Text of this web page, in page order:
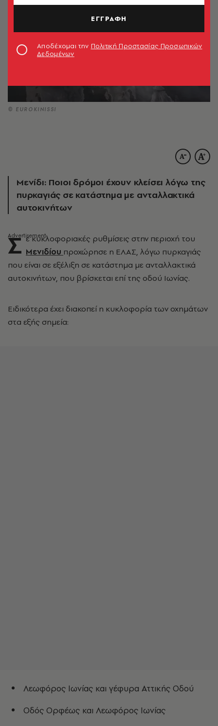
© EUROKINISSI
Μενίδι: Ποιοι δρόμοι έχουν κλείσει λόγω της
πυρκαγιάς σε κατάστημα με ανταλλακτικά
αυτοκινήτων
Σ ε κυκλοφοριακές ρυθμίσεις στην περιοχή του
Μενιδίου προχώρησε η ΕΛΑΣ, λόγω πυρκαγιάς
που είναι σε εξέλιξη σε κατάστημα με ανταλλακτικά
αυτοκινήτων, που βρίσκεται επί της οδού Ιωνίας.
Ειδικότερα έχει διακοπεί η κυκλοφορία των οχημάτων
στα εξής σημεία:
Λεωφόρος Ιωνίας και γέφυρα Αττικής Οδού
Οδός Ορφέως και Λεωφόρος Ιωνίας
ΕΓΓΡΑΦΗ
Αποδέχομαι την Πολιτική Προστασίας Προσωπικών
Δεδομένων